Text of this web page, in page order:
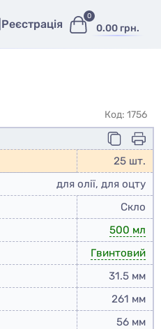
Реєстрація 0.00 грн.
0
Код: 1756
25 шт.
для олії, для оцту
Скло
500 мл
Гвинтовий
31.5 мм
261 мм
56 мм